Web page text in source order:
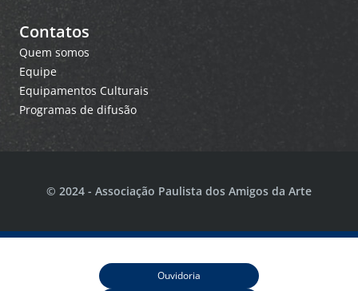
Contatos
Quem somos
Equipe
Equipamentos Culturais
Programas de difusão
© 2024 - Associação Paulista dos Amigos da Arte
Ouvidoria